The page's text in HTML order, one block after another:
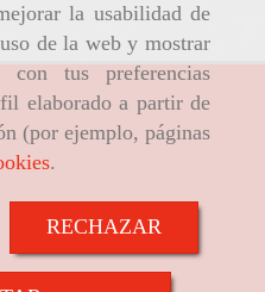
la usabilidad de
de la web y mostrar
con tus preferencias
elaborado a partir de
(por ejemplo, páginas
.
RECHAZAR